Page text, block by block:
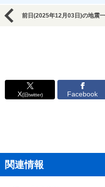
前日(2025年12月03日)の地震
X(旧twitter) Facebook
関連情報